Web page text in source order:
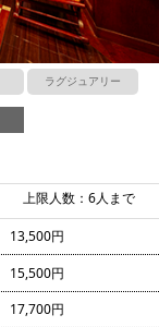
ラグジュアリー
上限人数：6人まで
13,500円
15,500円
17,700円